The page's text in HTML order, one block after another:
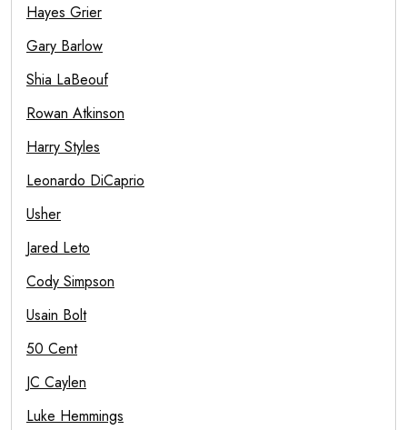
Hayes Grier
Gary Barlow
Shia LaBeouf
Rowan Atkinson
Harry Styles
Leonardo DiCaprio
Usher
Jared Leto
Cody Simpson
Usain Bolt
50 Cent
JC Caylen
Luke Hemmings